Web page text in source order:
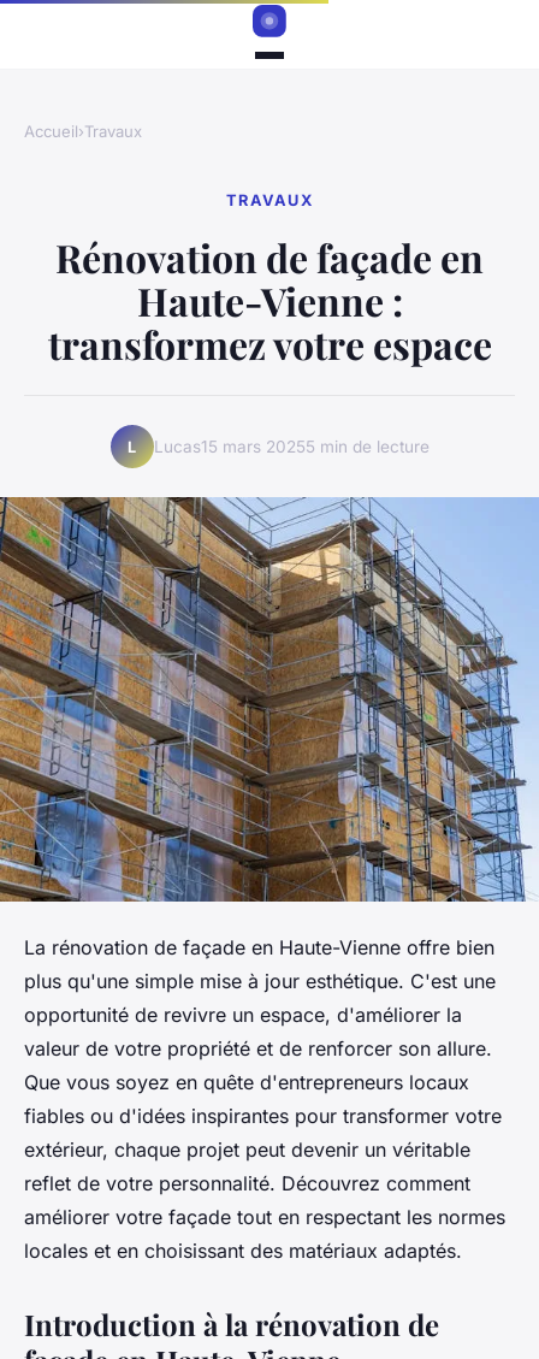
Accueil›Travaux
TRAVAUX
Rénovation de façade en
Haute-Vienne :
transformez votre espace
L Lucas15 mars 20255 min de lecture
La rénovation de façade en Haute-Vienne offre bien
plus qu'une simple mise à jour esthétique. C'est une
opportunité de revivre un espace, d'améliorer la
valeur de votre propriété et de renforcer son allure.
Que vous soyez en quête d'entrepreneurs locaux
fiables ou d'idées inspirantes pour transformer votre
extérieur, chaque projet peut devenir un véritable
reflet de votre personnalité. Découvrez comment
améliorer votre façade tout en respectant les normes
locales et en choisissant des matériaux adaptés.
Introduction à la rénovation de